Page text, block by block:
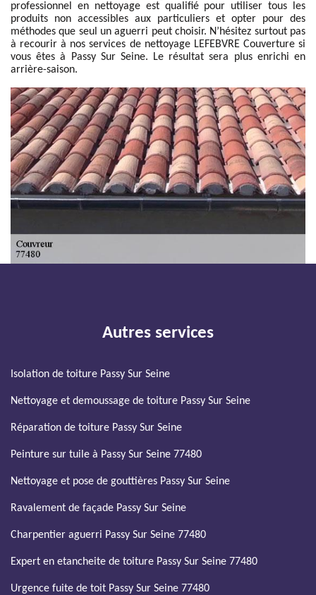
professionnel en nettoyage est qualifié pour utiliser tous les
produits non accessibles aux particuliers et opter pour des
méthodes que seul un aguerri peut choisir. N’hésitez surtout pas
à recourir à nos services de nettoyage LEFEBVRE Couverture si
vous êtes à Passy Sur Seine. Le résultat sera plus enrichi en
arrière-saison.
Autres services
Isolation de toiture Passy Sur Seine
Nettoyage et demoussage de toiture Passy Sur Seine
Réparation de toiture Passy Sur Seine
Peinture sur tuile à Passy Sur Seine 77480
Nettoyage et pose de gouttières Passy Sur Seine
Ravalement de façade Passy Sur Seine
Charpentier aguerri Passy Sur Seine 77480
Expert en etancheite de toiture Passy Sur Seine 77480
Urgence fuite de toit Passy Sur Seine 77480